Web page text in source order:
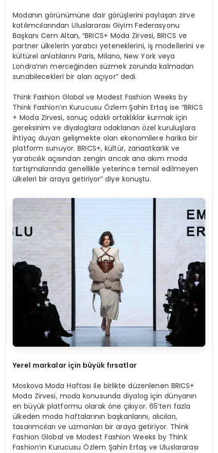
Modanın görünümüne dair görüşlerini paylaşan zirve
katılımcılarından Uluslararası Giyim Federasyonu
Başkanı Cem Altan, “BRICS+ Moda Zirvesi, BRICS ve
partner ülkelerin yaratıcı yeteneklerini, iş modellerini ve
kültürel anlatılarını Paris, Milano, New York veya
Londra’nın merceğinden süzmek zorunda kalmadan
sunabilecekleri bir alan açıyor” dedi.
Think Fashion Global ve Modest Fashion Weeks by
Think Fashion’ın Kurucusu Özlem Şahin Ertaş ise “BRICS
+ Moda Zirvesi, sonuç odaklı ortaklıklar kurmak için
gereksinim ve diyaloglara odaklanan özel kuruluşlara
ihtiyaç duyan gelişmekte olan ekonomilere harika bir
platform sunuyor. BRICS+, kültür, zanaatkarlık ve
yaratıcılık açısından zengin ancak ana akım moda
tartışmalarında genellikle yeterince temsil edilmeyen
ülkeleri bir araya getiriyor” diye konuştu.
Yerel markalar için büyük fırsatlar
Moskova Moda Haftası ile birlikte düzenlenen BRICS+
Moda Zirvesi, moda konusunda diyalog için dünyanın
en büyük platformu olarak öne çıkıyor. 65’ten fazla
ülkeden moda haftalarının başkanlarını, alıcıları,
tasarımcıları ve uzmanları bir araya getiriyor. Think
Fashion Global ve Modest Fashion Weeks by Think
Fashion’ın Kurucusu Özlem Şahin Ertaş ve Uluslararası